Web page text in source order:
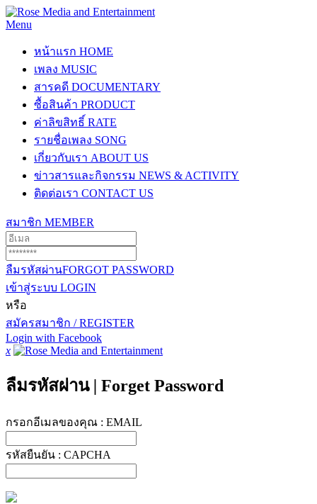
Menu
หน้าแรก HOME
เพลง MUSIC
สารคดี DOCUMENTARY
ซื้อสินค้า PRODUCT
ค่าลิขสิทธิ์ RATE
รายชื่อเพลง SONG
เกี่ยวกับเรา ABOUT US
ข่าวสารและกิจกรรม NEWS & ACTIVITY
ติดต่อเรา CONTACT US
สมาชิก MEMBER
ลืมรหัสผ่านFORGOT PASSWORD
เข้าสู่ระบบ LOGIN
หรือ
สมัครสมาชิก / REGISTER
Login with Facebook
x
ลืมรหัสผ่าน | Forget Password
กรอกอีเมลของคุณ : EMAIL
รหัสยืนยัน : CAPCHA